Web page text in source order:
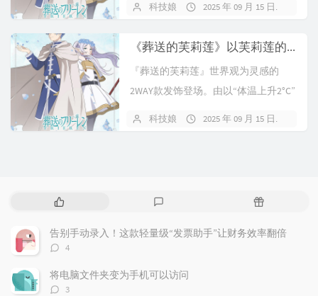
科技娘 2025 年 09 月 15 日
《葬送的芙莉莲》以芙莉莲的披风与魔杖、欣梅尔故乡之花「苍月草」为灵感！2WAY款发饰登场
『葬送的芙莉莲』世界观为灵感的
2WAY款发饰登场。由以“体温上升2°C”
科技娘 2025 年 09 月 15 日
热
文
章
评
论
随
文
章
告别手动录入！这款轻量级“发票助手”让财务效率翻倍
评
数：
4
将电脑文件夹变为手机可以访问
评
3